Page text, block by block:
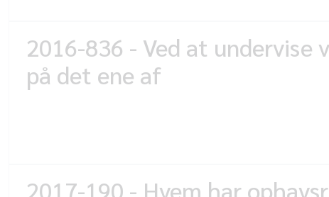
2016-836 - Ved at
på det ene af
2017-190 - Hvem har